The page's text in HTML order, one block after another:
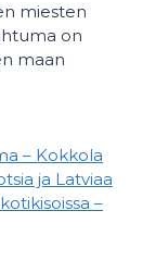
miesten
on
maan
– Kokkola
ja Latviaa
–